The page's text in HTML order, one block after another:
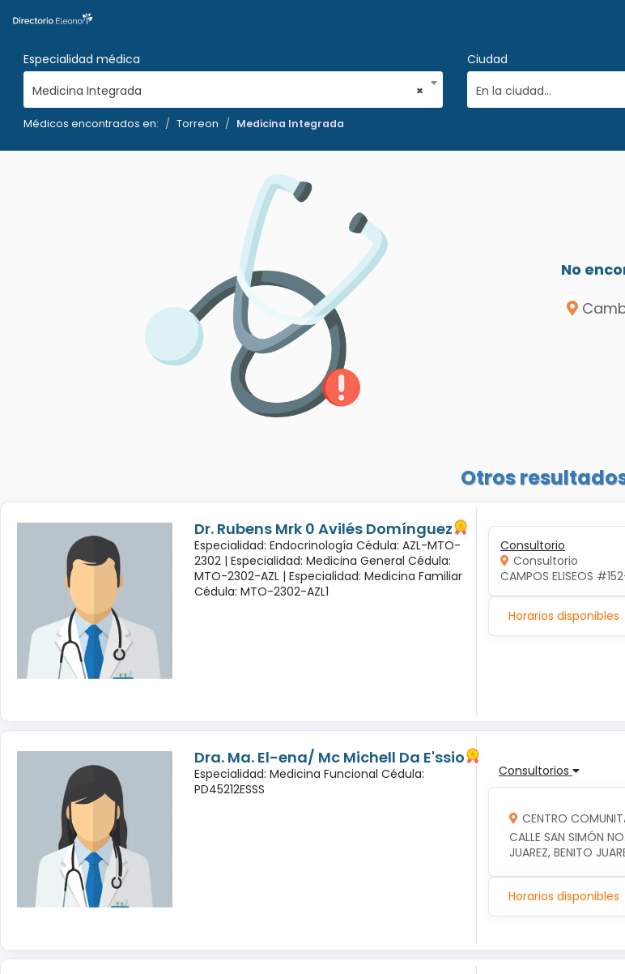
Especialidad médica
×
Medicina Integrada
Ciudad
En la ciudad...
Médicos encontrados en: Torreon Medicina Integrada
No
Otros
Dr. Rubens Mrk 0 Avilés Domínguez
Especialidad: Endocrinología Cédula: AZL-MTO-
2302 | Especialidad: Medicina General Cédula:
MTO-2302-AZL | Especialidad: Medicina Familiar
Cédula: MTO-2302-AZL1
Consultorio
Consultorio
CAMPOS ELISEOS
Horarios disponibles
Dra. Ma. El-ena/ Mc Michell Da E'ssio
Especialidad: Medicina Funcional Cédula:
PD45212ESSS
Consultorios
CENTRO
CALLE SAN SIMÓN
JUAREZ, BENITO
Horarios disponibles